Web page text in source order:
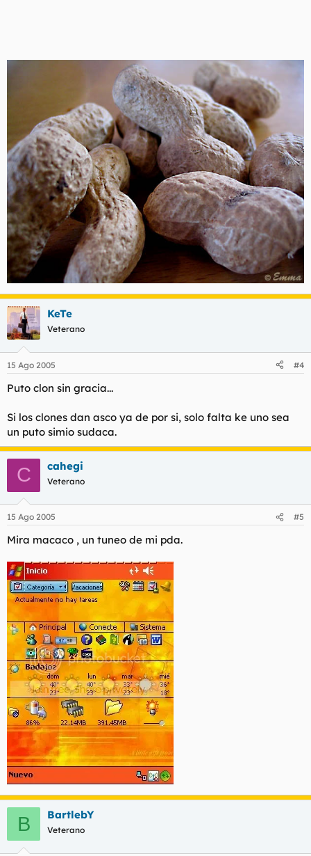
https://www.terra.com/vidablue/articulo/html/vid440.htm
Es necesario estereotipar el uso de las nuevas tecnologías en
pro del ligue. En realidad se trata de una nueva tendencia. O
por el contrario es solo un simple cliché comercial.
KeTe
Veterano
15 Ago 2005 #4
Puto clon sin gracia...
Si los clones dan asco ya de por si, solo falta ke uno sea
un puto simio sudaca.
C cahegi
Veterano
15 Ago 2005 #5
Mira macaco , un tuneo de mi pda.
B BartlebY
Veterano